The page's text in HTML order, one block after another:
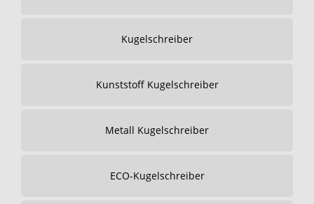
Kugelschreiber
Kunststoff Kugelschreiber
Metall Kugelschreiber
ECO-Kugelschreiber